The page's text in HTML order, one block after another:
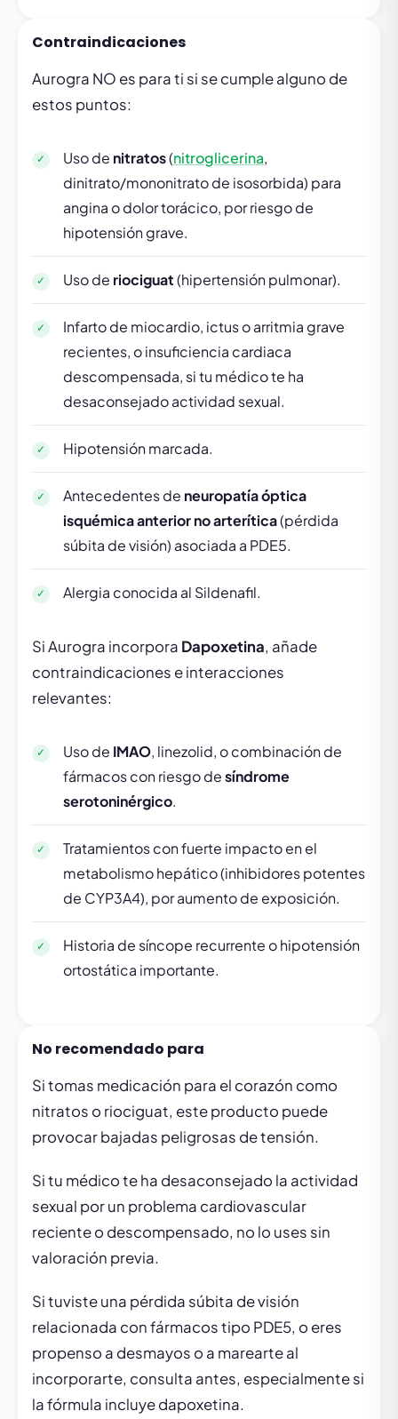
Contraindicaciones
Aurogra NO es para ti si se cumple alguno de
estos puntos:
Uso de nitratos(nitroglicerina,
dinitrato/mononitrato de isosorbida) para
angina o dolor torácico, por riesgo de
hipotensión grave.
Uso de riociguat(hipertensión pulmonar).
Infarto de miocardio, ictus o arritmia grave
recientes, o insuficiencia cardiaca
descompensada, si tu médico te ha
desaconsejado actividad sexual.
Hipotensión marcada.
Antecedentes de neuropatía óptica
isquémica anterior no arterítica(pérdida
súbita de visión) asociada a PDE5.
Alergia conocida al Sildenafil.
Si Aurogra incorpora Dapoxetina, añade
contraindicaciones e interacciones
relevantes:
Uso de IMAO, linezolid, o combinación de
fármacos con riesgo desíndrome
serotoninérgico.
Tratamientos con fuerte impacto en el
metabolismo hepático (inhibidores potentes
de CYP3A4), por aumento de exposición.
Historia de síncope recurrente o hipotensión
ortostática importante.
No recomendado para
Si tomas medicación para el corazón como
nitratos o riociguat, este producto puede
provocar bajadas peligrosas de tensión.
Si tu médico te ha desaconsejado la actividad
sexual por un problema cardiovascular
reciente o descompensado, no lo uses sin
valoración previa.
Si tuviste una pérdida súbita de visión
relacionada con fármacos tipo PDE5, o eres
propenso a desmayos o a marearte al
incorporarte, consulta antes, especialmente si
la fórmula incluye dapoxetina.